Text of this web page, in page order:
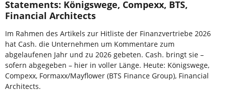
Statements: Königswege, Compexx, BTS,
Financial Architects
Im Rahmen des Artikels zur Hitliste der Finanzvertriebe 2026
hat Cash. die Unternehmen um Kommentare zum
abgelaufenen Jahr und zu 2026 gebeten. Cash. bringt sie –
sofern abgegeben – hier in voller Länge. Heute: Königswege,
Compexx, Formaxx/Mayflower (BTS Finance Group), Financial
Architects.